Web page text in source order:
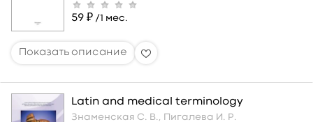
59 ₽ /1 мес.
Latin and medical terminology
Знаменская С. В., Пигалева И. Р.